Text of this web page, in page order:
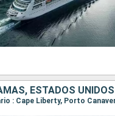
ESTADOS UNIDOS
: Cape Liberty, Porto